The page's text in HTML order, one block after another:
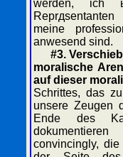
werden, ich
meine
anwesend sind.
#3.
moralische
auf dieser
Schrittes, das
unsere Zeugen
Ende des
convincingly,